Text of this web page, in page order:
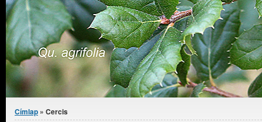
Jelenlegi hely
Címlap » Cercis